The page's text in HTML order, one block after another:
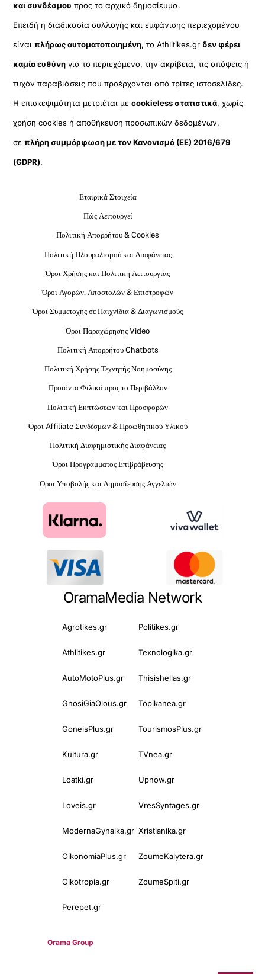
και συνδέσμου προς το αρχικό δημοσίευμα.
Επειδή η διαδικασία συλλογής και εμφάνισης περιεχομένου
είναιπλήρως αυτοματοποιημένη, το Athlitikes.gr δεν φέρει
καμία ευθύνη για το περιεχόμενο, την ακρίβεια, τις απόψεις ή
τυχόν παραβιάσεις που προέρχονται από τρίτες ιστοσελίδες.
Η επισκεψιμότητα μετριέται μεcookieless στατιστικά, χωρίς
χρήση cookies ή αποθήκευση προσωπικών δεδομένων,
σεπλήρη συμμόρφωση με τον Κανονισμό (ΕΕ) 2016/679
(GDPR).
Εταιρικά Στοιχεία
Πώς Λειτουργεί
Πολιτική Απορρήτου & Cookies
Πολιτική Πλουραλισμού και Διαφάνειας
Όροι Χρήσης και Πολιτική Λειτουργίας
Όροι Αγορών, Αποστολών & Επιστροφών
Όροι Συμμετοχής σε Παιχνίδια & Διαγωνισμούς
Όροι Παραχώρησης Video
Πολιτική Απορρήτου Chatbots
Πολιτική Χρήσης Τεχνητής Νοημοσύνης
Προϊόντα Φιλικά προς το Περιβάλλον
Πολιτική Εκπτώσεων και Προσφορών
Όροι Affiliate Συνδέσμων & Προωθητικού Υλικού
Πολιτική Διαφημιστικής Διαφάνειας
Όροι Προγράμματος Επιβράβευσης
Όροι Υποβολής και Δημοσίευσης Αγγελιών
OramaMedia Network
Agrotikes.gr Politikes.gr
Athlitikes.gr Texnologika.gr
AutoMotoPlus.gr Thisishellas.gr
GnosiGiaOlous.gr Topikanea.gr
GoneisPlus.gr TourismosPlus.gr
Kultura.gr TVnea.gr
Loatki.gr Upnow.gr
Loveis.gr VresSyntages.gr
ModernaGynaika.gr Xristianika.gr
OikonomiaPlus.gr ZoumeKalytera.gr
Oikotropia.gr ZoumeSpiti.gr
Perepet.gr
Orama Group